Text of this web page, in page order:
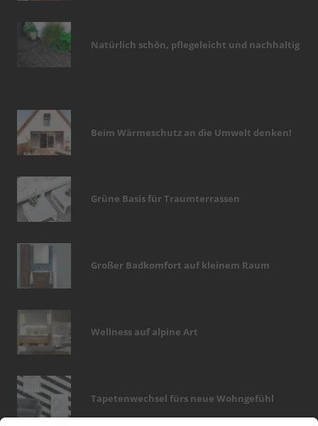
Natürlich schön, pflegeleicht und nachhaltig
Beim Wärmeschutz an die Umwelt denken!
Grüne Basis für Traumterrassen
Großer Badkomfort auf kleinem Raum
Wellness auf alpine Art
Tapetenwechsel fürs neue Wohngefühl